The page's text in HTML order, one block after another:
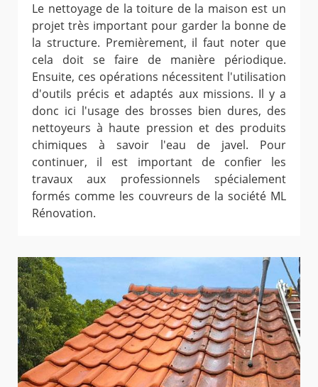
Le nettoyage de la toiture de la maison est un
projet très important pour garder la bonne de
la structure. Premièrement, il faut noter que
cela doit se faire de manière périodique.
Ensuite, ces opérations nécessitent l'utilisation
d'outils précis et adaptés aux missions. Il y a
donc ici l'usage des brosses bien dures, des
nettoyeurs à haute pression et des produits
chimiques à savoir l'eau de javel. Pour
continuer, il est important de confier les
travaux aux professionnels spécialement
formés comme les couvreurs de la société ML
Rénovation.